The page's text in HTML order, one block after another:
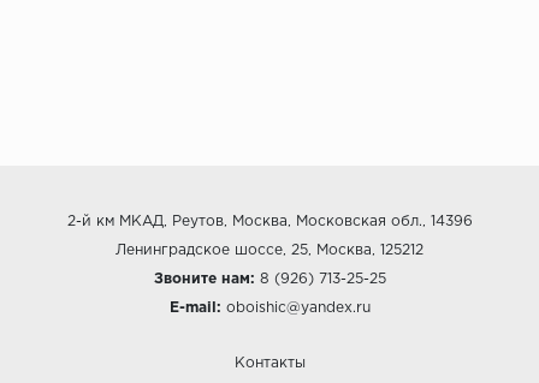
2-й км МКАД, Реутов, Москва, Московская обл., 14396
Ленинградское шоссе, 25, Москва, 125212
Звоните нам: 8 (926) 713-25-25
E-mail: oboishic@yandex.ru
Контакты